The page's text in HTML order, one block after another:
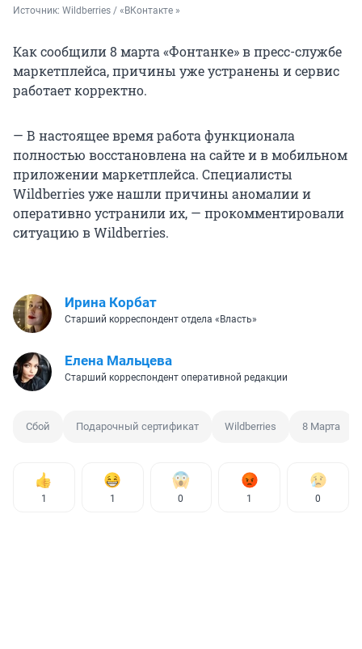
Источник: Wildberries / «ВКонтакте »
Как сообщили 8 марта «Фонтанке» в пресс-службе
маркетплейса, причины уже устранены и сервис
работает корректно.
— В настоящее время работа функционала
полностью восстановлена на сайте и в мобильном
приложении маркетплейса. Специалисты
Wildberries уже нашли причины аномалии и
оперативно устранили их, — прокомментировали
ситуацию в Wildberries.
Иpина Корбат
Старший корреспондент отдела «Власть»
Елена Мальцева
Старший корреспондент оперативной редакции
Сбой Подарочный сертификат Wildberries 8 Марта
1 1 0 1 0